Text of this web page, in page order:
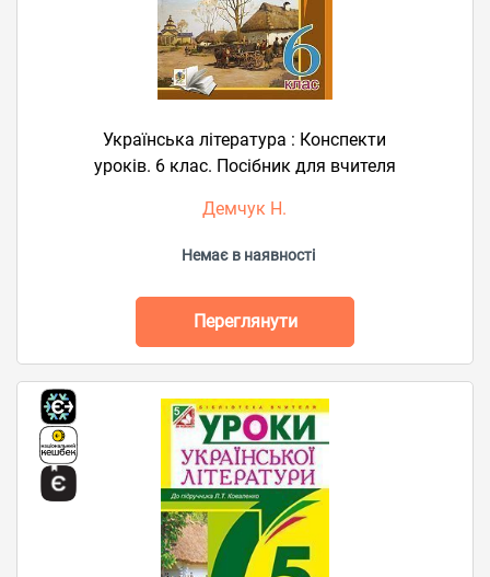
Українська література : Конспекти
уроків. 6 клас. Посібник для вчителя
Демчук Н.
Немає в наявності
Переглянути